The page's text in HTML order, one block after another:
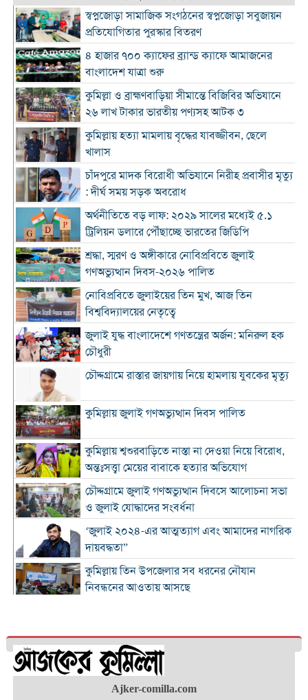
স্বপ্নজোড়া সামাজিক সংগঠনের স্বপ্নজোড়া সবুজায়ন
প্রতিযোগিতার পুরস্কার বিতরণ
৪ হাজার ৭০০ ক্যাফের ব্র্যান্ড ক্যাফে আমাজনের
বাংলাদেশ যাত্রা শুরু
কুমিল্লা ও ব্রাহ্মণবাড়িয়া সীমান্তে বিজিবির অভিযানে
২৬ লাখ টাকার ভারতীয় পণ্যসহ আটক ৩
কুমিল্লায় হত্যা মামলায় বৃদ্ধের যাবজ্জীবন, ছেলে
খালাস
চাঁদপুরে মাদক বিরোধী অভিযানে নিরীহ প্রবাসীর মৃত্যু
: দীর্ঘ সময় সড়ক অবরোধ
অর্থনীতিতে বড় লাফ: ২০২৯ সালের মধ্যেই ৫.১
ট্রিলিয়ন ডলারে পৌঁছাচ্ছে ভারতের জিডিপি
শ্রদ্ধা, স্মরণ ও অঙ্গীকারে নোবিপ্রবিতে জুলাই
গণঅভ্যুত্থান দিবস-২০২৬ পালিত
নোবিপ্রবিতে জুলাইয়ের তিন মুখ, আজ তিন
বিশ্ববিদ্যালয়ের নেতৃত্বে
জুলাই যুদ্ধ বাংলাদেশে গণতন্ত্রের অর্জন: মনিরুল হক
চৌধুরী
চৌদ্দগ্রামে রাস্তার জায়গায় নিয়ে হামলায় যুবকের মৃত্যু
কুমিল্লায় জুলাই গণঅভ্যুত্থান দিবস পালিত
কুমিল্লায় শ্বশুরবাড়িতে নাস্তা না দেওয়া নিয়ে বিরোধ,
অন্তঃসত্ত্বা মেয়ের বাবাকে হত্যার অভিযোগ
চৌদ্দগ্রামে জুলাই গণঅভ্যুত্থান দিবসে আলোচনা সভা
ও জুলাই যোদ্ধাদের সংবর্ধনা
‘জুলাই ২০২৪-এর আত্মত্যাগ এবং আমাদের নাগরিক
দায়বদ্ধতা”
কুমিল্লায় তিন উপজেলার সব ধরনের নৌযান
নিবন্ধনের আওতায় আসছে
দাউদকান্দিতে ৫২ কেজি গাঁজাসহ প্রাইভেট কার জব্দ,
আটক ১
কুমিল্লার ৫ হাসপাতাল-ডায়াগনস্টিক সাময়িকভাবে
Ajker-comilla.com